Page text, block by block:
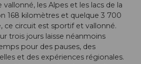
vallonné, les Alpes et les lacs de la
168 kilomètres et quelque 3 700
ce circuit est sportif et vallonné.
trois jours laisse néanmoins
pour des pauses, des
et des expériences régionales.